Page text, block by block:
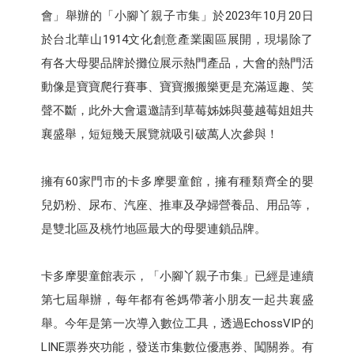
會」舉辦的「小腳丫親子市集」於2023年10月20日
於台北華山1914文化創意產業園區展開，現場除了
有各大母嬰品牌於攤位展示熱門產品，大會的熱門活
動像是寶寶爬行賽事、寶寶搬搬樂更是充滿逗趣、笑
聲不斷，此外大會還邀請到草莓姊姊與蔓越莓姐姐共
襄盛舉，短短幾天展覽就吸引破萬人次參與！
擁有60家門市的卡多摩嬰童館，擁有種類齊全的嬰
兒奶粉、尿布、汽座、推車及孕婦營養品、用品等，
是雙北區及桃竹地區最大的母嬰連鎖品牌。
卡多摩嬰童館表示，「小腳丫親子市集」已經是連續
第七屆舉辦，每年都有爸媽帶著小朋友一起共襄盛
舉。今年是第一次導入數位工具，透過EchossVIP的
LINE票券夾功能，發送市集數位優惠券、闖關券。有